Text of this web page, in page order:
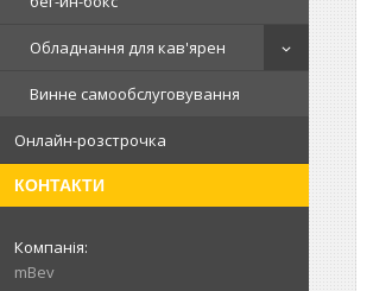
Обладнання для кав'ярен
Винне самообслуговування
Онлайн-розстрочка
КОНТАКТИ
mBev